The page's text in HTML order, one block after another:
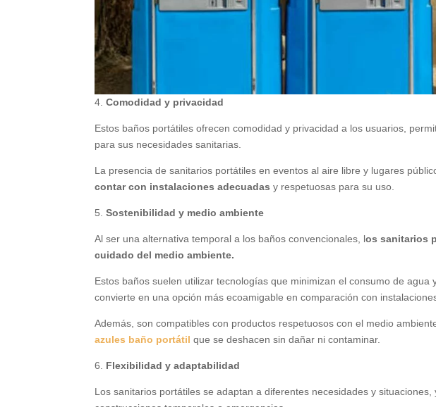
4.Comodidad y privacidad
Estos baños portátiles ofrecen comodidad y privacidad a los usuarios,
para sus necesidades sanitarias.
La presencia de sanitarios portátiles en eventos al aire libre y lugares
contar con instalaciones adecuadas y respetuosas para su uso.
5.Sostenibilidad y medio ambiente
Al ser una alternativa temporal a los baños convencionales, los sanitarios
cuidado del medio ambiente.
Estos baños suelen utilizar tecnologías que minimizan el consumo de
convierte en una opción más ecoamigable en comparación con
Además, son compatibles con productos respetuosos con el medio
azules baño portátil que se deshacen sin dañar ni contaminar.
6. Flexibilidad y adaptabilidad
Los sanitarios portátiles se adaptan a diferentes necesidades y